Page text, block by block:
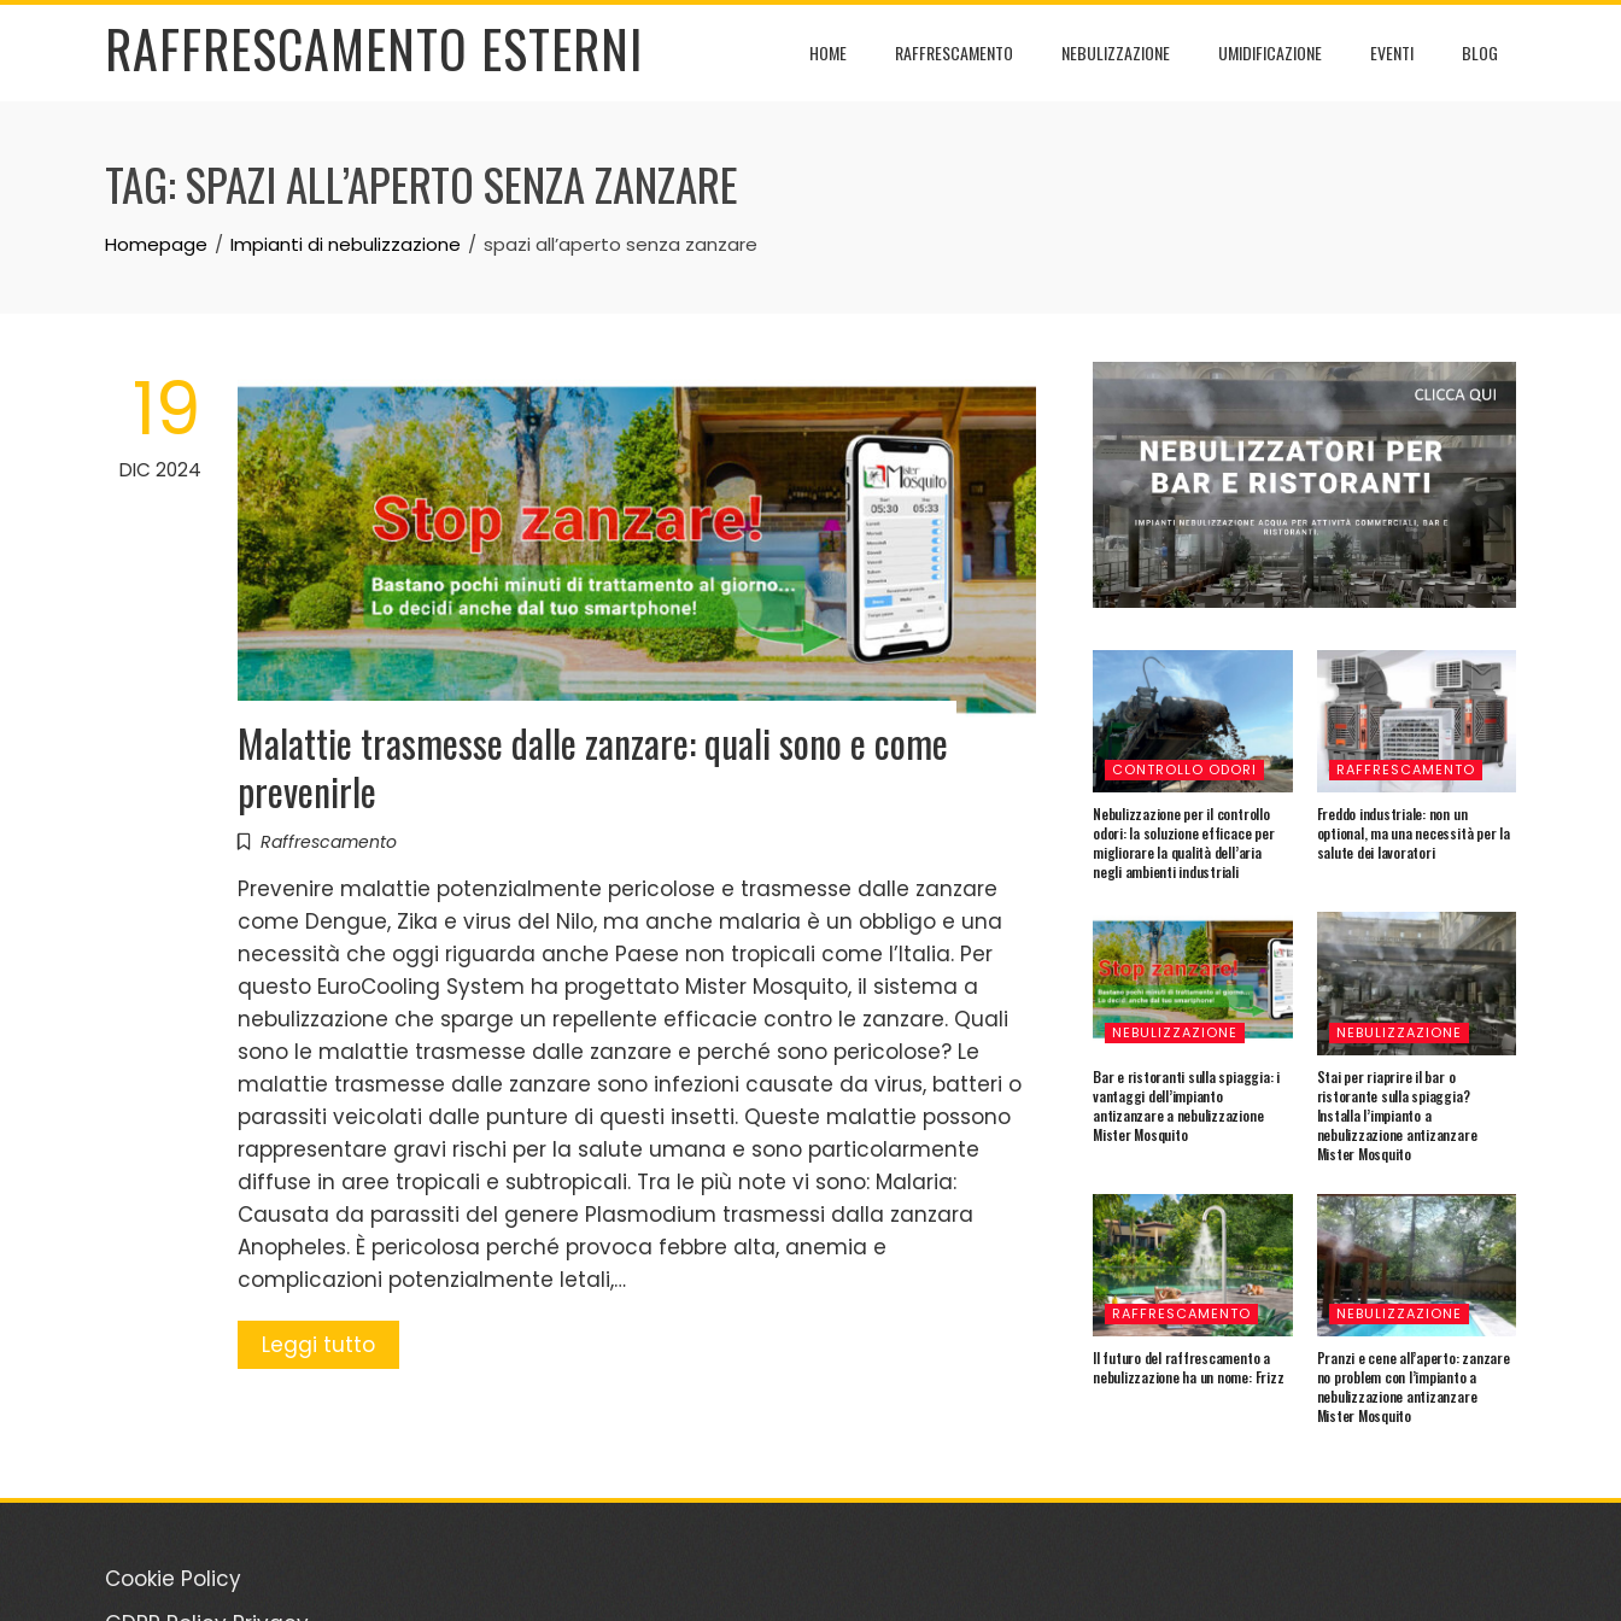
Skip
RAFFRESCAMENTO ESTERNI HOME RAFFRESCAMENTO NEBULIZZAZIONE UMIDIFICAZIONE EVENTI BLOG
TAG:SPAZI ALL’APERTO SENZA ZANZARE
Homepage Impianti di nebulizzazione spazi all’aperto senza zanzare
19
DIC 2024
Malattie trasmesse dalle zanzare: quali sono e come
prevenirle
Raffrescamento
Prevenire malattie potenzialmente pericolose e trasmesse dalle zanzare
come Dengue, Zika e virus del Nilo, ma anche malaria è un obbligo e una
necessità che oggi riguarda anche Paese non tropicali come l’Italia. Per
questo EuroCooling System ha progettato Mister Mosquito, il sistema a
nebulizzazione che sparge un repellente efficacie contro le zanzare. Quali
sono le malattie trasmesse dalle zanzare e perché sono pericolose? Le
malattie trasmesse dalle zanzare sono infezioni causate da virus, batteri o
parassiti veicolati dalle punture di questi insetti. Queste malattie possono
rappresentare gravi rischi per la salute umana e sono particolarmente
diffuse in aree tropicali e subtropicali. Tra le più note vi sono: Malaria:
Causata da parassiti del genere Plasmodium trasmessi dalla zanzara
Anopheles. È pericolosa perché provoca febbre alta, anemia e
complicazioni potenzialmente letali,…
Leggi tutto
CONTROLLO ODORI
Nebulizzazione per il controllo
odori: la soluzione efficace per
migliorare la qualità dell’aria
negli ambienti industriali
RAFFRESCAMENTO
Freddo industriale: non un
optional, ma una necessità per la
salute dei lavoratori
NEBULIZZAZIONE
Bar e ristoranti sulla spiaggia: i
vantaggi dell’impianto
antizanzare a nebulizzazione
Mister Mosquito
NEBULIZZAZIONE
Stai per riaprire il bar o
ristorante sulla spiaggia?
Installa l’impianto a
nebulizzazione antizanzare
Mister Mosquito
RAFFRESCAMENTO
Il futuro del raffrescamento a
nebulizzazione ha un nome: Frizz
NEBULIZZAZIONE
Pranzi e cene all’aperto: zanzare
no problem con l’impianto a
nebulizzazione antizanzare
Mister Mosquito
Cookie Policy